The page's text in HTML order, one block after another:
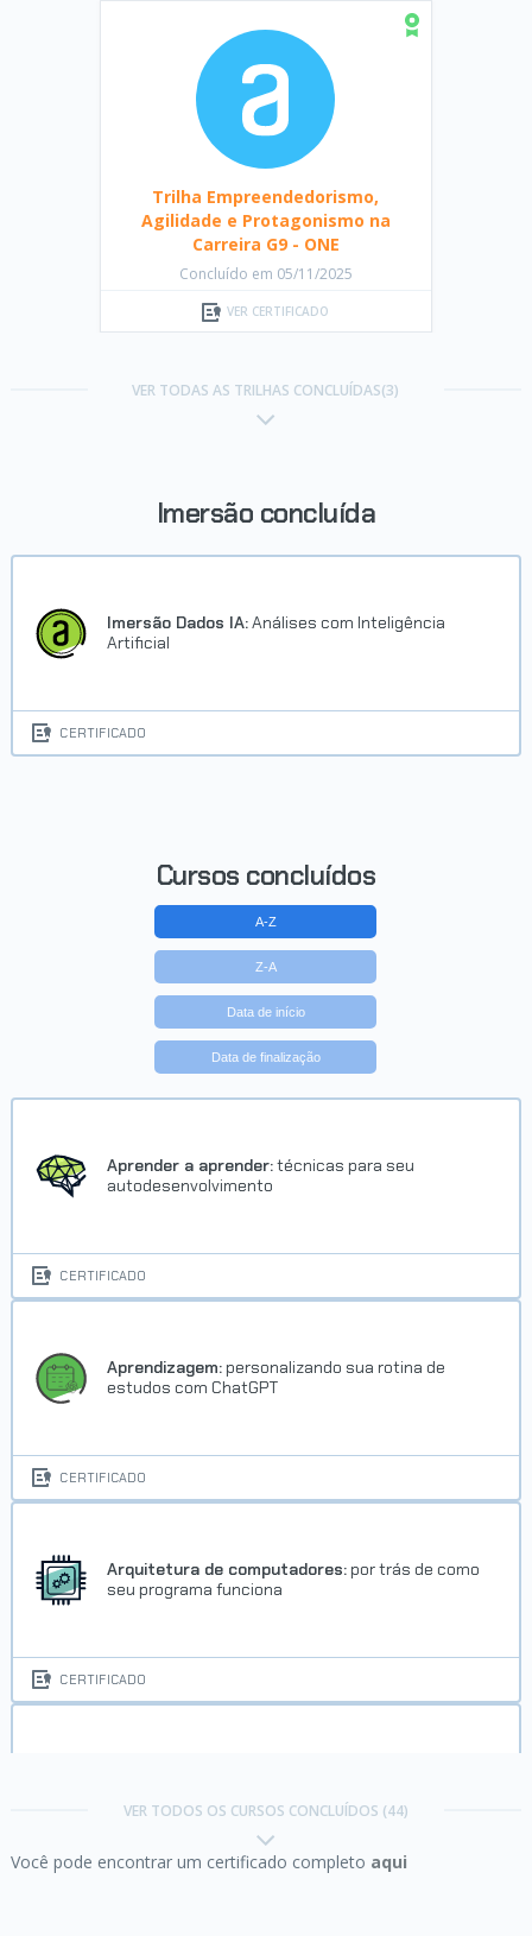
Trilha Empreendedorismo,
Agilidade e Protagonismo na
Carreira G9 - ONE
Concluído em 05/11/2025
VER CERTIFICADO
VER TODAS AS TRILHAS CONCLUÍDAS(3)
Imersão concluída
Imersão Dados IA:Análises com Inteligência
Artificial
CERTIFICADO
Cursos concluídos
A-Z
Z-A
Data de início
Data de finalização
Aprender a aprender:técnicas para seu
autodesenvolvimento
CERTIFICADO
Aprendizagem: personalizando sua rotina de
estudos com ChatGPT
CERTIFICADO
Arquitetura de computadores: por trás de como
seu programa funciona
CERTIFICADO
VER TODOS OS CURSOS CONCLUÍDOS (44)
Você pode encontrar um certificado completo aqui